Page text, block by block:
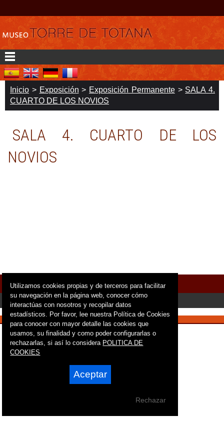
Menú
Inicio > Exposición > Exposición Permanente> SALA 4.
CUARTO DE LOS NOVIOS
SALA 4. CUARTO DE LOS
NOVIOS
Utilizamos cookies propias y de terceros para facilitar
su navegación en la página web, conocer cómo
interactúas con nosotros y recopilar datos
estadísticos. Por favor, lee nuestra Política de Cookies
para conocer con mayor detalle las cookies que
usamos, su finalidad y como poder configurarlas o
rechazarlas, si así lo considera POLITICA DE
COOKIES
Aceptar
Rechazar